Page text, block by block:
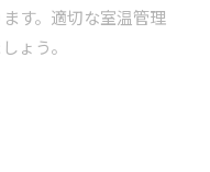
す。適切な室温管理
ょう。